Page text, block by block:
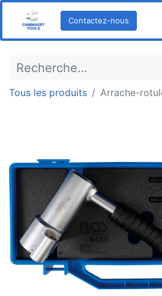
Contactez-nous
Tous les produits Arrache-